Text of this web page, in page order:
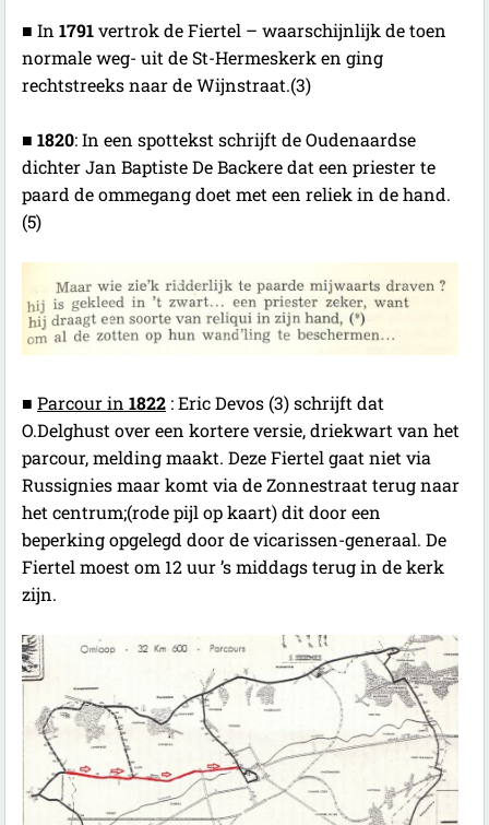
■ In 1791vertrok de Fiertel – waarschijnlijk de toen
normale weg- uit de St-Hermeskerk en ging
rechtstreeks naar de Wijnstraat.(3)
■ 1820: In een spottekst schrijft de Oudenaardse
dichter Jan Baptiste De Backere dat een priester te
paard de ommegang doet met een reliek in de hand.
(5)
■ Parcour in 1822 : Eric Devos (3) schrijft dat
O.Delghust over een kortere versie, driekwart van het
parcour, melding maakt. Deze Fiertel gaat niet via
Russignies maar komt via de Zonnestraat terug naar
het centrum;(rode pijl op kaart) dit door een
beperking opgelegd door de vicarissen-generaal. De
Fiertel moest om 12 uur ’s middags terug in de kerk
zijn.